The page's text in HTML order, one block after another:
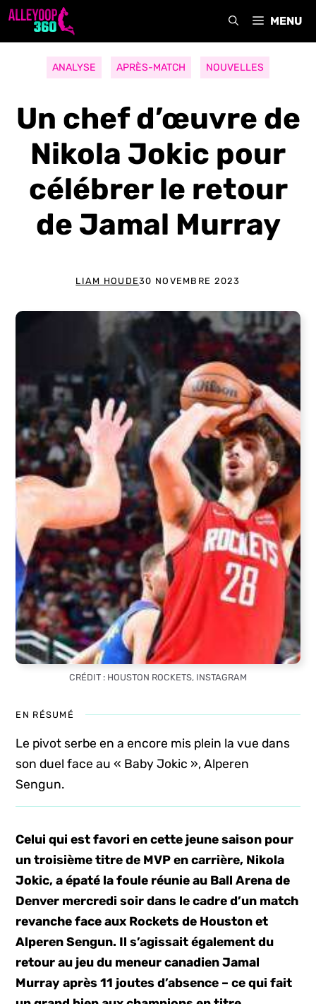
Aller
MENU
ANALYSE APRÈS-MATCH NOUVELLES
Un chef d’œuvre de
Nikola Jokic pour
célébrer le retour
de Jamal Murray
LIAM HOUDE30 NOVEMBRE 2023
CRÉDIT : HOUSTON ROCKETS, INSTAGRAM
EN RÉSUMÉ
Le pivot serbe en a encore mis plein la vue dans
son duel face au « Baby Jokic », Alperen
Sengun.
Celui qui est favori en cette jeune saison pour
un troisième titre de MVP en carrière, Nikola
Jokic, a épaté la foule réunie au Ball Arena de
Denver mercredi soir dans le cadre d’un match
revanche face aux Rockets de Houston et
Alperen Sengun. Il s’agissait également du
retour au jeu du meneur canadien Jamal
Murray après 11 joutes d’absence – ce qui fait